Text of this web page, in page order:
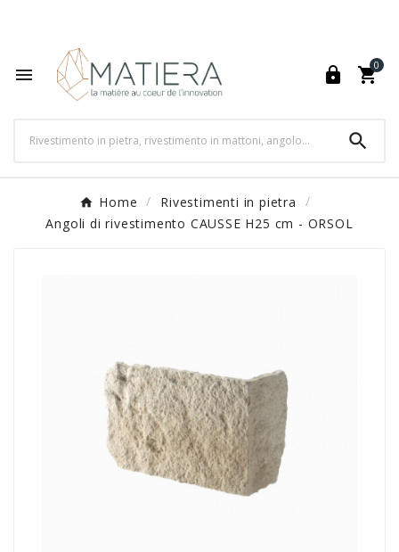
  
0

Home
Rivestimenti in pietra
Angoli di rivestimento CAUSSE H25 cm - ORSOL